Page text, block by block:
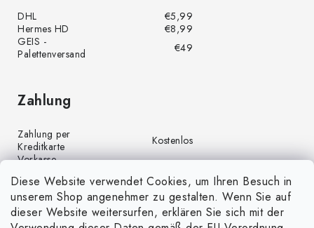
Diese Website verwendet Cookies, um Ihren Besuch in
unserem Shop angenehmer zu gestalten. Wenn Sie auf
dieser Website weitersurfen, erklären Sie sich mit der
DHL
€5,99
Hermes HD
€8,99
GEIS -
Palettenversand
€49
Zahlung
Zahlung per
Kreditkarte
Kostenlos
Vorkasse
Zahlung per PayPal
Kostenlos
Nachnahme
€4,00